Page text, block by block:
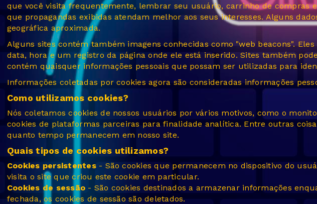
que você visita frequentemente, lembrar seu usuário, carrinho de compras
que propagandas exibidas atendam melhor aos seus interesses. Alguns
geográfica aproximada.
Alguns sites contém também imagens conhecidas como "web beacons".
data, hora e um registro da página onde ele está inserido. Sites também
contém quaisquer informações pessoais que possam ser utilizadas para
Informações coletadas por cookies agora são consideradas informações
Como utilizamos cookies?
Nós coletamos cookies de nossos usuários por vários motivos, como o
cookies de plataformas parceiras para finalidade analítica. Entre outras
quanto tempo permanecem em nosso site.
Quais tipos de cookies utilizamos?
Cookies persistentes- São cookies que permanecem no dispositivo do
visita o site que criou este cookie em particular.
Cookies de sessão - São cookies destinados a armazenar informações
fechada, os cookies de sessão são deletados.